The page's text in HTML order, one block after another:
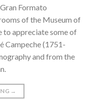
Formato
of the Museum of
to appreciate some of
Campeche (1751-
and from the
→